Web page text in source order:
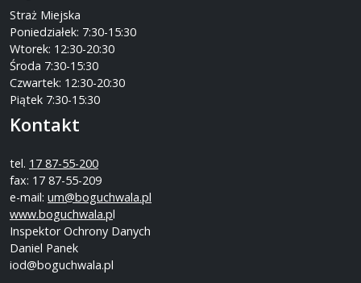
Straż Miejska
Poniedziałek: 7:30-15:30
Wtorek: 12:30-20:30
Środa 7:30-15:30
Czwartek: 12:30-20:30
Piątek 7:30-15:30
Kontakt
tel. 17 87-55-200
fax: 17 87-55-209
e-mail: um@boguchwala.pl
www.boguchwala.pl
Inspektor Ochrony Danych
Daniel Panek
iod@boguchwala.pl